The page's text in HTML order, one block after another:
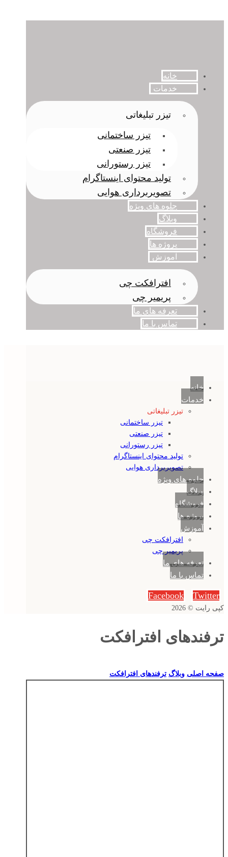
خانه
خدمات
تیزر تبلیغاتی
تیزر ساختمانی
تیزر صنعتی
تیزر رستورانی
تولید محتوای اینستاگرام
تصویربرداری هوایی
جلوه های ویژه
وبلاگ
فروشگاه
پروژه ها
آموزش
افترافکت چی
پریمیر چی
تعرفه های ما
تماس با ما
خانه
خدمات
تیزر تبلیغاتی
تیزر ساختمانی
تیزر صنعتی
تیزر رستورانی
تولید محتوای اینستاگرام
تصویربرداری هوایی
جلوه های ویژه
وبلاگ
فروشگاه
پروژه ها
آموزش
افترافکت چی
پریمیر چی
تعرفه های ما
تماس با ما
Facebook Twitter
کپی رایت © 2026
ترفندهای افترافکت
صفحه اصلی وبلاگ ترفندهای افترافکت